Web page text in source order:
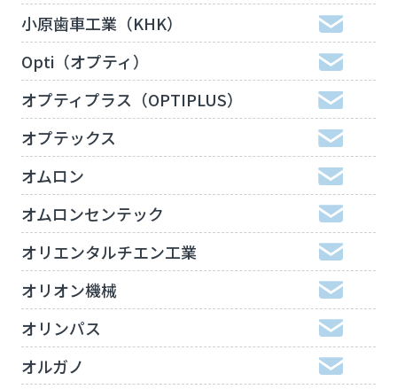
小原歯車工業（KHK）
Opti（オプティ）
オプティプラス（OPTIPLUS）
オプテックス
オムロン
オムロンセンテック
オリエンタルチエン工業
オリオン機械
オリンパス
オルガノ